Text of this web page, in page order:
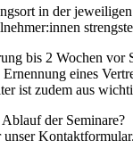
in der
bis 2 Wochen vor
eines
ist zudem aus
der Seminare?
Kontaktformular.